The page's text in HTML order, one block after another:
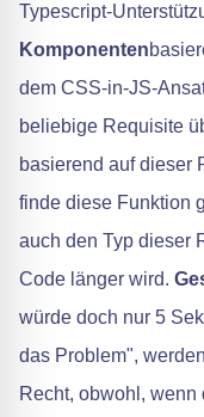
Typescript-
Komponenten
dem CSS-in-JS-
beliebige Requisite
basierend auf dieser
finde diese Funktion
auch den Typ dieser
Code länger wird.
würde doch nur 5
das Problem",
Recht, obwohl,